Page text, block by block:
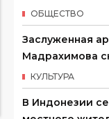
ОБЩЕСТВО
Заслуженная
Мадрахимова
КУЛЬТУРА
В Индонезии